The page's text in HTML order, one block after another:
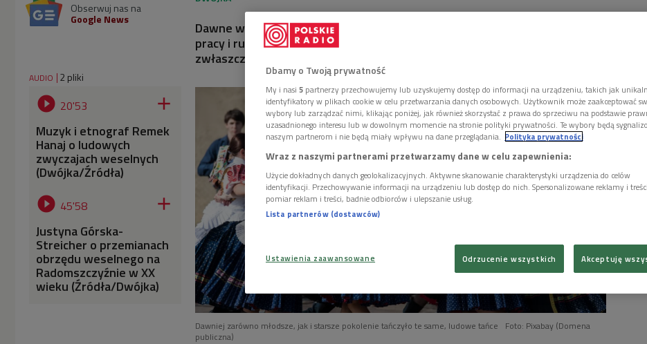
Obserwuj nas na
Google News
Dawne wiejskie wesela były rzadkim momentem, gdy ludzie odrywali się od
pracy i rutyny. - To był najważniejszy moment w życiu, a przeżywała go
zwłaszcza panna młoda - mówi Remek Hanaj.
AUDIO 2 pliki
 20'53 
Muzyk i etnograf Remek
Hanaj o ludowych
zwyczajach weselnych
(Dwójka/Źródła)
 45'58 
Justyna Górska-
Streicher o przemianach
obrzędu weselnego na
Radomszczyźnie w XX
wieku (Źródła/Dwójka)
Dawniej zarówno młodsze, jak i starsze pokolenie tańczyło te same, ludowe tańce
Foto: Pixabay (Domena
publiczna)
Dbamy o Twoją prywatność
My i nasi 5 partnerzy przechowujemy lub uzyskujemy dostęp do informacji na urządzeniu, takich jak
identyfikatory w plikach cookie w celu przetwarzania danych osobowych. Użytkownik może zaakceptować
wybory lub zarządzać nimi, klikając poniżej, jak również skorzystać z prawa do sprzeciwu na podstawie
uzasadnionego interesu lub w dowolnym momencie na stronie polityki prywatności. Te wybory będą
naszym partnerom i nie będą miały wpływu na dane przeglądania. Polityka prywatności
Wraz z naszymi partnerami przetwarzamy dane w celu zapewnienia:
Użycie dokładnych danych geolokalizacyjnych. Aktywne skanowanie charakterystyki urządzenia do celów
identyfikacji. Przechowywanie informacji na urządzeniu lub dostęp do nich. Spersonalizowane reklamy i
pomiar reklam i treści, badnie odbiorców i ulepszanie usług.
Lista partnerów (dostawców)
Ustawienia zaawansowane Odrzucenie wszystkich Akceptuję